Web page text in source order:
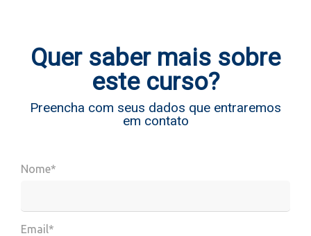
Quer saber mais sobre
este curso?
Preencha com seus dados que entraremos
em contato
Nome*
Email*